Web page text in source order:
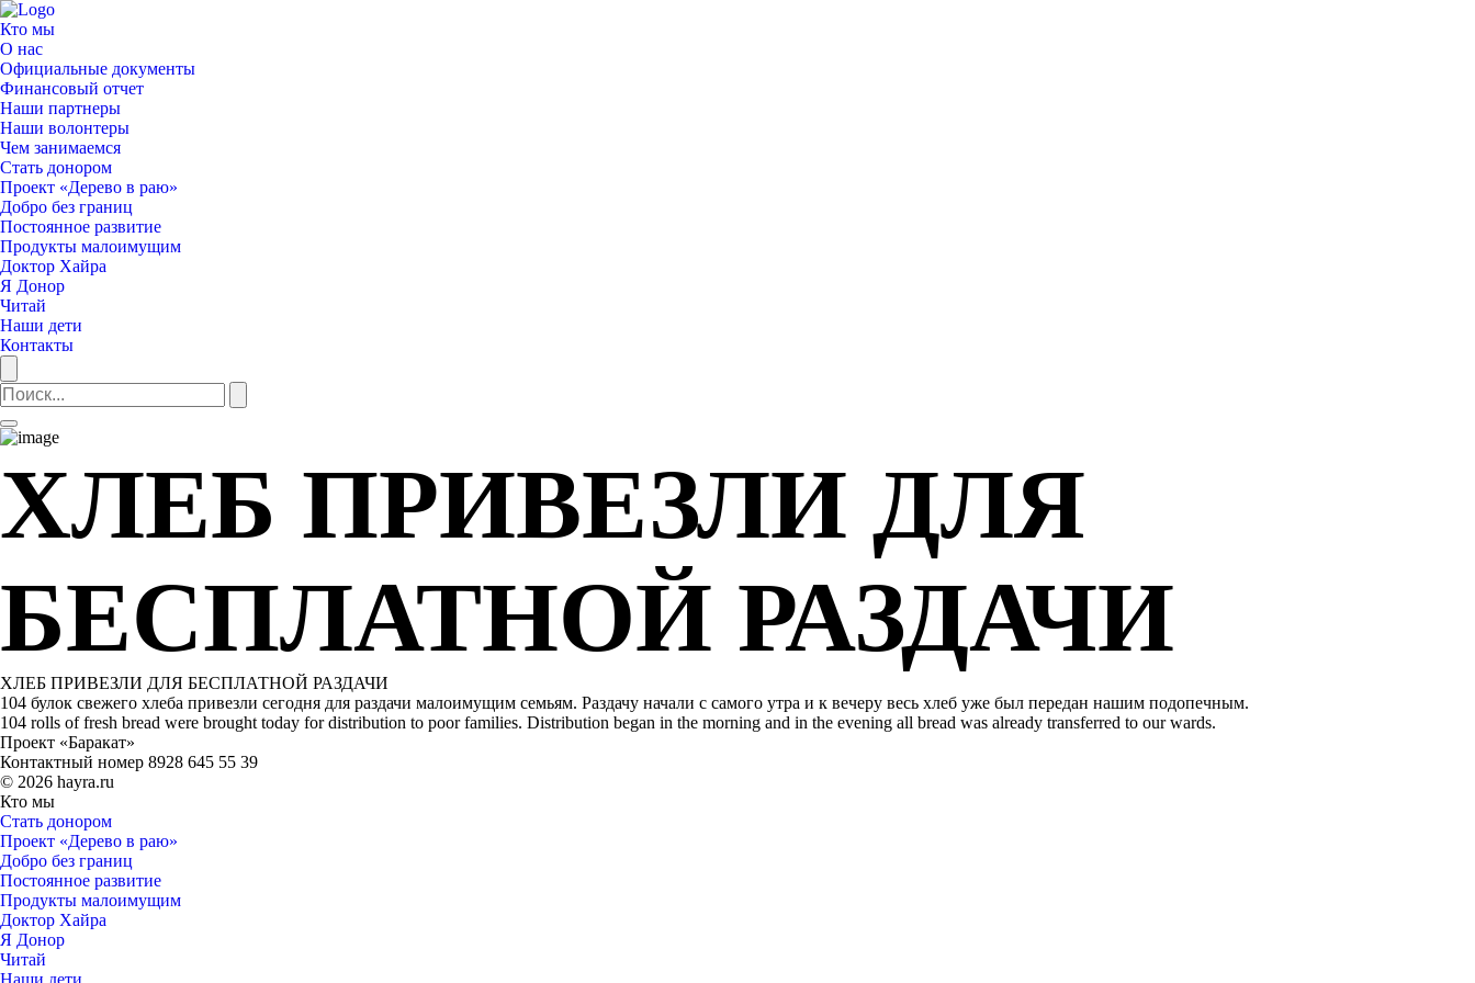
Кто мы
О нас
Официальные документы
Финансовый отчет
Наши партнеры
Наши волонтеры
Чем занимаемся
Стать донором
Проект «Дерево в раю»
Добро без границ
Постоянное развитие
Продукты малоимущим
Доктор Хайра
Я Донор
Читай
Наши дети
Контакты
ХЛЕБ ПРИВЕЗЛИ ДЛЯ
БЕСПЛАТНОЙ РАЗДАЧИ
ХЛЕБ ПРИВЕЗЛИ ДЛЯ БЕСПЛАТНОЙ РАЗДАЧИ
104 булок свежего хлеба привезли сегодня для раздачи малоимущим семьям. Раздачу начали с самого утра и к вечеру весь хлеб уже был передан нашим подопечным.
104 rolls of fresh bread were brought today for distribution to poor families. Distribution began in the morning and in the evening all bread was already transferred to our wards.
Проект «Баракат»
Контактный номер 8928 645 55 39
© 2026 hayra.ru
Кто мы
Стать донором
Проект «Дерево в раю»
Добро без границ
Постоянное развитие
Продукты малоимущим
Доктор Хайра
Я Донор
Читай
Наши дети